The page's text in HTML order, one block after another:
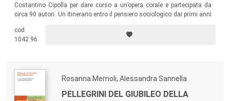
Costantino Cipolla per dare corso a un’opera corale e partecipata da
circa 90 autori. Un itinerario entro il pensiero sociologico dai primi anni
modo attento la realtà sociale.
cod.
1042.96
Rosanna Memoli, Alessandra Sannella
PELLEGRINI DEL GIUBILEO DELLA